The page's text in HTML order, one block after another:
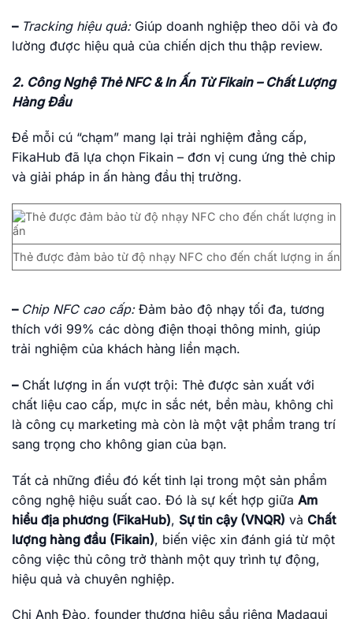
– Tracking hiệu quả: Giúp doanh nghiệp theo dõi và đo
lường được hiệu quả của chiến dịch thu thập review.
2. Công Nghệ Thẻ NFC & In Ấn Từ Fikain – Chất Lượng
Hàng Đầu
Để mỗi cú “chạm” mang lại trải nghiệm đẳng cấp,
FikaHub đã lựa chọn Fikain – đơn vị cung ứng thẻ chip
và giải pháp in ấn hàng đầu thị trường.
Thẻ được đảm bảo từ độ nhạy NFC cho đến chất lượng in ấn
– Chip NFC cao cấp:Đảm bảo độ nhạy tối đa, tương
thích với 99% các dòng điện thoại thông minh, giúp
trải nghiệm của khách hàng liền mạch.
–Chất lượng in ấn vượt trội: Thẻ được sản xuất với
chất liệu cao cấp, mực in sắc nét, bền màu, không chỉ
là công cụ marketing mà còn là một vật phẩm trang trí
sang trọng cho không gian của bạn.
Tất cả những điều đó kết tinh lại trong một sản phẩm
công nghệ hiệu suất cao. Đó là sự kết hợp giữa Am
hiểu địa phương (FikaHub), Sự tin cậy (VNQR) và Chất
lượng hàng đầu (Fikain), biến việc xin đánh giá từ một
công việc thủ công trở thành một quy trình tự động,
hiệu quả và chuyên nghiệp.
Chị Anh Đào, founder thương hiệu sầu riêng Madagui